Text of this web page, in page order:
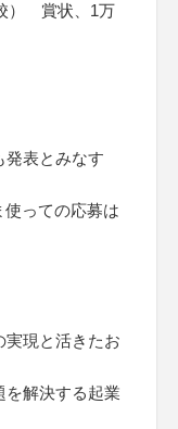
） 賞状、1万
表とみなす
っての応募は
実現と活きたお
を解決する起業